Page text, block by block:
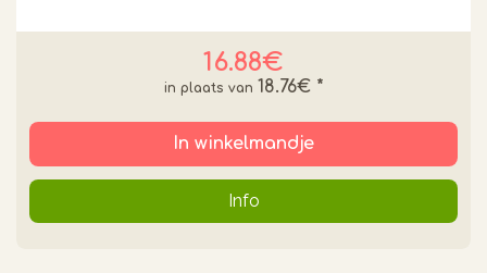
16.88€
18.76€ *
In winkelmandje
Info